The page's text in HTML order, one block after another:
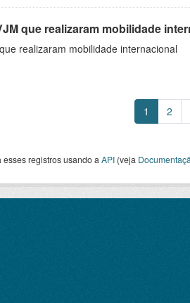
que realizaram mobilidade
realizaram mobilidade internacional
1 2
registros usando a API(veja